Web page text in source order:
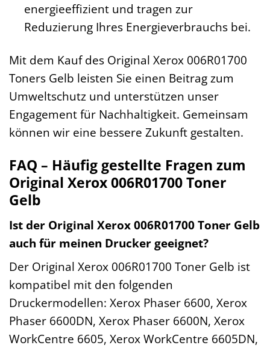
energieeffizient und tragen zur
Reduzierung Ihres Energieverbrauchs bei.
Mit dem Kauf des Original Xerox 006R01700
Toners Gelb leisten Sie einen Beitrag zum
Umweltschutz und unterstützen unser
Engagement für Nachhaltigkeit. Gemeinsam
können wir eine bessere Zukunft gestalten.
FAQ – Häufig gestellte Fragen zum
Original Xerox 006R01700 Toner
Gelb
Ist der Original Xerox 006R01700 Toner Gelb
auch für meinen Drucker geeignet?
Der Original Xerox 006R01700 Toner Gelb ist
kompatibel mit den folgenden
Druckermodellen: Xerox Phaser 6600, Xerox
Phaser 6600DN, Xerox Phaser 6600N, Xerox
WorkCentre 6605, Xerox WorkCentre 6605DN,